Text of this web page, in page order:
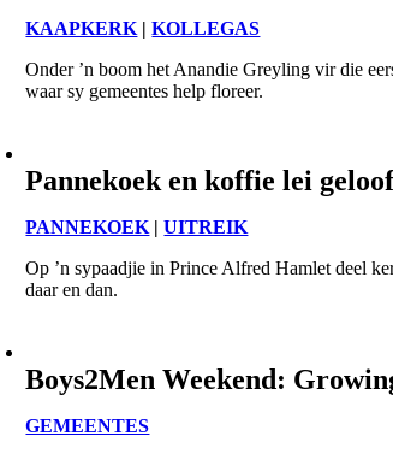
KAAPKERK |KOLLEGAS
Onder ’n boom het Anandie Greyling vir die
waar sy gemeentes help floreer.
Pannekoek en koffie lei
PANNEKOEK |UITREIK
Op ’n sypaadjie in Prince Alfred Hamlet deel
daar en dan.
Boys2Men Weekend:
GEMEENTES